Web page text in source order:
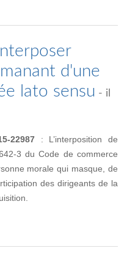
d'une
lato sensu - il
22987 : L’interposition de
3 du Code de commerce
morale qui masque, de
des dirigeants de la